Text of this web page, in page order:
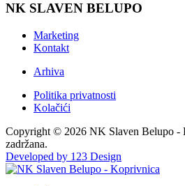
NK SLAVEN BELUPO
Marketing
Kontakt
Arhiva
Politika privatnosti
Kolačići
Copyright © 2026 NK Slaven Belupo -
zadržana.
Developed by 123 Design